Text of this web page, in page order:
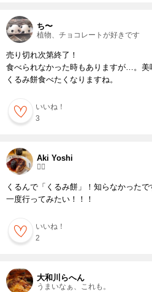
ち〜
植物、チョコレートが好きです
売り切れ次第終了！
食べられなかった時もありますが…。美
くるみ餅食べたくなりますね。
いいね！
3
Aki Yoshi
🏃‍♀️
くるんで「くるみ餅」！知らなかったで
一度行ってみたい！！！
いいね！
2
大和川らへん
うまいなぁ、これも。